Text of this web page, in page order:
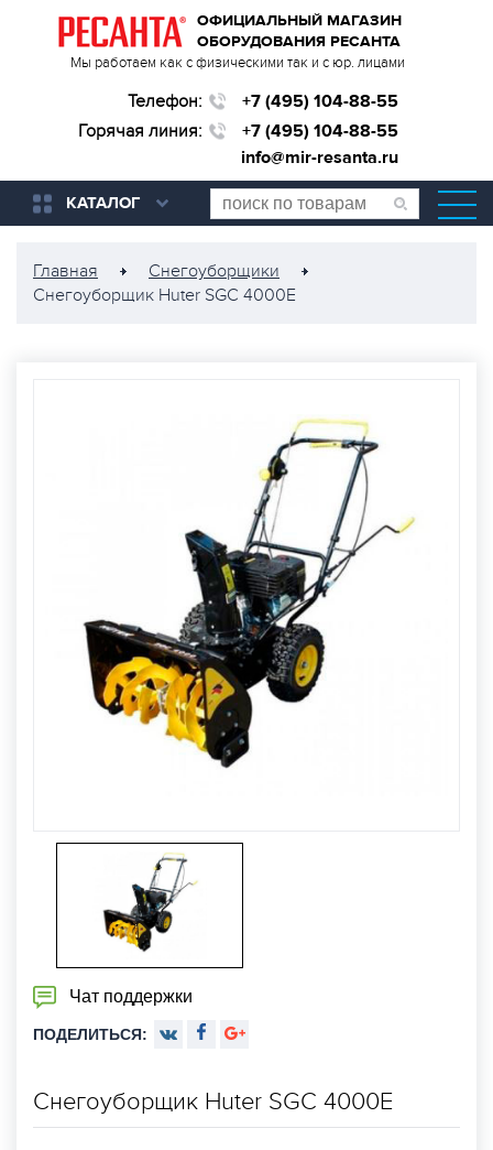
ОФИЦИАЛЬНЫЙ МАГАЗИН
ОБОРУДОВАНИЯ РЕСАНТА
Мы работаем как с физическими так и с юр. лицами
Телефон:
+7 (495) 104-88-55
Горячая линия:
+7 (495) 104-88-55
info@mir-resanta.ru
КАТАЛОГ
Главная
Снегоуборщики
Снегоуборщик Huter SGC 4000E
Чат поддержки
ПОДЕЛИТЬСЯ:
Снегоуборщик Huter SGC 4000E